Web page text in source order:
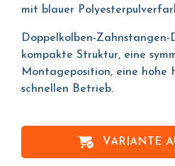
mit blauer
Doppelkolben-Zahnstangen-
kompakte Struktur, eine
Montageposition, eine hohe
schnellen Betrieb.
VARIANTE